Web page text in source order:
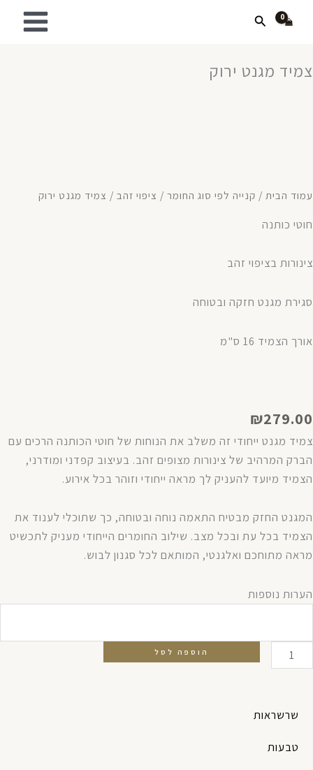
לתוכן
חיפוש
צמיד מגנט ירוק
עמוד הבית / קנייה לפי סוג החומר / ציפוי זהב / צמיד מגנט ירוק
חוטי כותנה
צינורות בציפוי זהב
סגירת מגנט חזקה ובטוחה
אורך הצמיד 16 ס"מ
₪279.00
צמיד מגנט ייחודי זה משלב את הנוחות של חוטי הכותנה הרכים עם
הברק המרהיב של צינורות מצופים זהב. בעיצוב קפדני ומודרני,
הצמיד מיועד להעניק לך מראה ייחודי וזוהר בכל אירוע.
המגנט החזק מבטיח התאמה נוחה ובטוחה, כך שתוכלי לענוד את
הצמיד בכל עת ובכל מצב. שילוב החומרים הייחודי מעניק לתכשיט
מראה מתוחכם ואלגנטי, המותאם לכל סגנון לבוש.
הערות נוספות
כמות
מגנט
ירוק
הוספה לסל
שרשראות
טבעות